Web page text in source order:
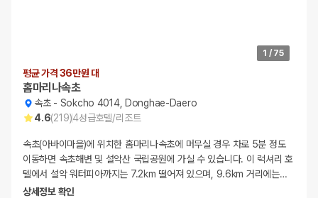
1 / 75
평균 가격 36만원 대
홈마리나속초
속초- Sokcho 4014, Donghae-Daero
4.6(219)4성급호텔/리조트
속초(아바이마을)에 위치한 홈마리나속초에 머무실 경우 차로 5분 정도
이동하면 속초해변 및 설악산 국립공원에 가실 수 있습니다. 이 럭셔리 호
텔에서 설악 워터피아까지는 7.2km 떨어져 있으며, 9.6km 거리에는…
상세정보 확인